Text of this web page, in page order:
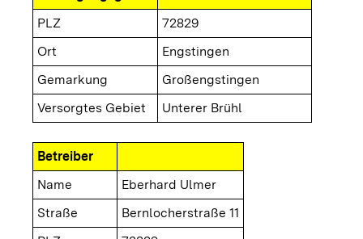
PLZ
72829
Ort
Engstingen
Gemarkung
Großengstingen
Versorgtes Gebiet
Unterer Brühl
Betreiber
Name
Eberhard Ulmer
Straße
Bernlocherstraße 11